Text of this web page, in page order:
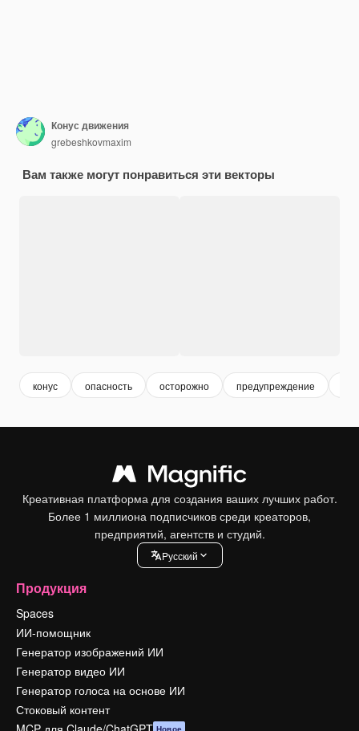
Конус движения
grebeshkovmaxim
Вам также могут понравиться эти векторы
конус опасность осторожно предупреждение
Креативная платформа для создания ваших лучших работ.
Более 1 миллиона подписчиков среди креаторов,
предприятий, агентств и студий.
Pусский
Продукция
Spaces
ИИ-помощник
Генератор изображений ИИ
Генератор видео ИИ
Генератор голоса на основе ИИ
Стоковый контент
Новое